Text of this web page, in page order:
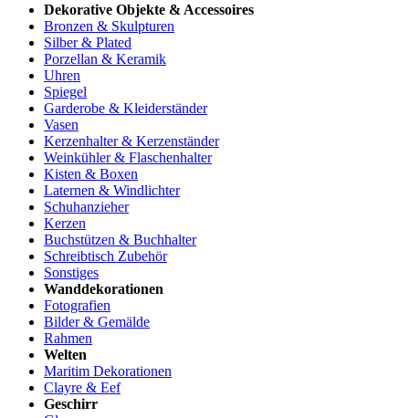
Dekorative Objekte & Accessoires
Bronzen & Skulpturen
Silber & Plated
Porzellan & Keramik
Uhren
Spiegel
Garderobe & Kleiderständer
Vasen
Kerzenhalter & Kerzenständer
Weinkühler & Flaschenhalter
Kisten & Boxen
Laternen & Windlichter
Schuhanzieher
Kerzen
Buchstützen & Buchhalter
Schreibtisch Zubehör
Sonstiges
Wanddekorationen
Fotografien
Bilder & Gemälde
Rahmen
Welten
Maritim Dekorationen
Clayre & Eef
Geschirr